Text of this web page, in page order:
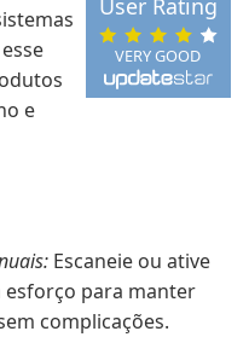
VERY GOOD
User Rating
e
Escaneie ou ative
esforço para manter
complicações.